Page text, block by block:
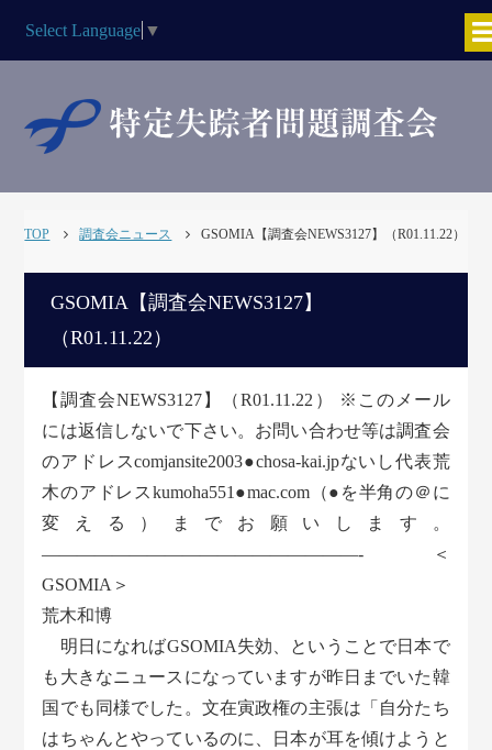
Select Language ▼
TOP 調査会ニュース GSOMIA【調査会NEWS3127】（R01.11.22）
GSOMIA【調査会NEWS3127】
（R01.11.22）
【調査会NEWS3127】（R01.11.22） ※このメール
には返信しないで下さい。お問い合わせ等は調査会
のアドレスcomjansite2003●chosa-kai.jpないし代表荒
木のアドレスkumoha551●mac.com（●を半角の＠に
変える）までお願いします。
——————————————————- ＜
GSOMIA＞
荒木和博
明日になればGSOMIA失効、ということで日本で
も大きなニュースになっていますが昨日までいた韓
国でも同様でした。文在寅政権の主張は「自分たち
はちゃんとやっているのに、日本が耳を傾けようと